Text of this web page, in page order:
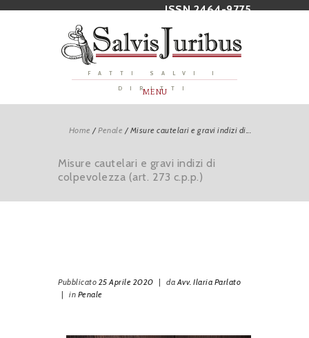
ISSN 2464-9775
FATTI SALVI I
DIRITTI
MENU
Home /Penale /Misure cautelari e gravi indizi di...
Misure cautelari e gravi indizi di
colpevolezza (art. 273 c.p.p.)
Pubblicato 25 Aprile 2020 | daAvv. Ilaria Parlato
| in Penale